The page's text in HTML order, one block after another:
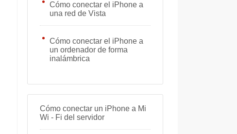
Cómo conectar el iPhone a
una red de Vista
Cómo conectar el iPhone a
un ordenador de forma
inalámbrica
Cómo conectar un iPhone a Mi
Wi - Fi del servidor